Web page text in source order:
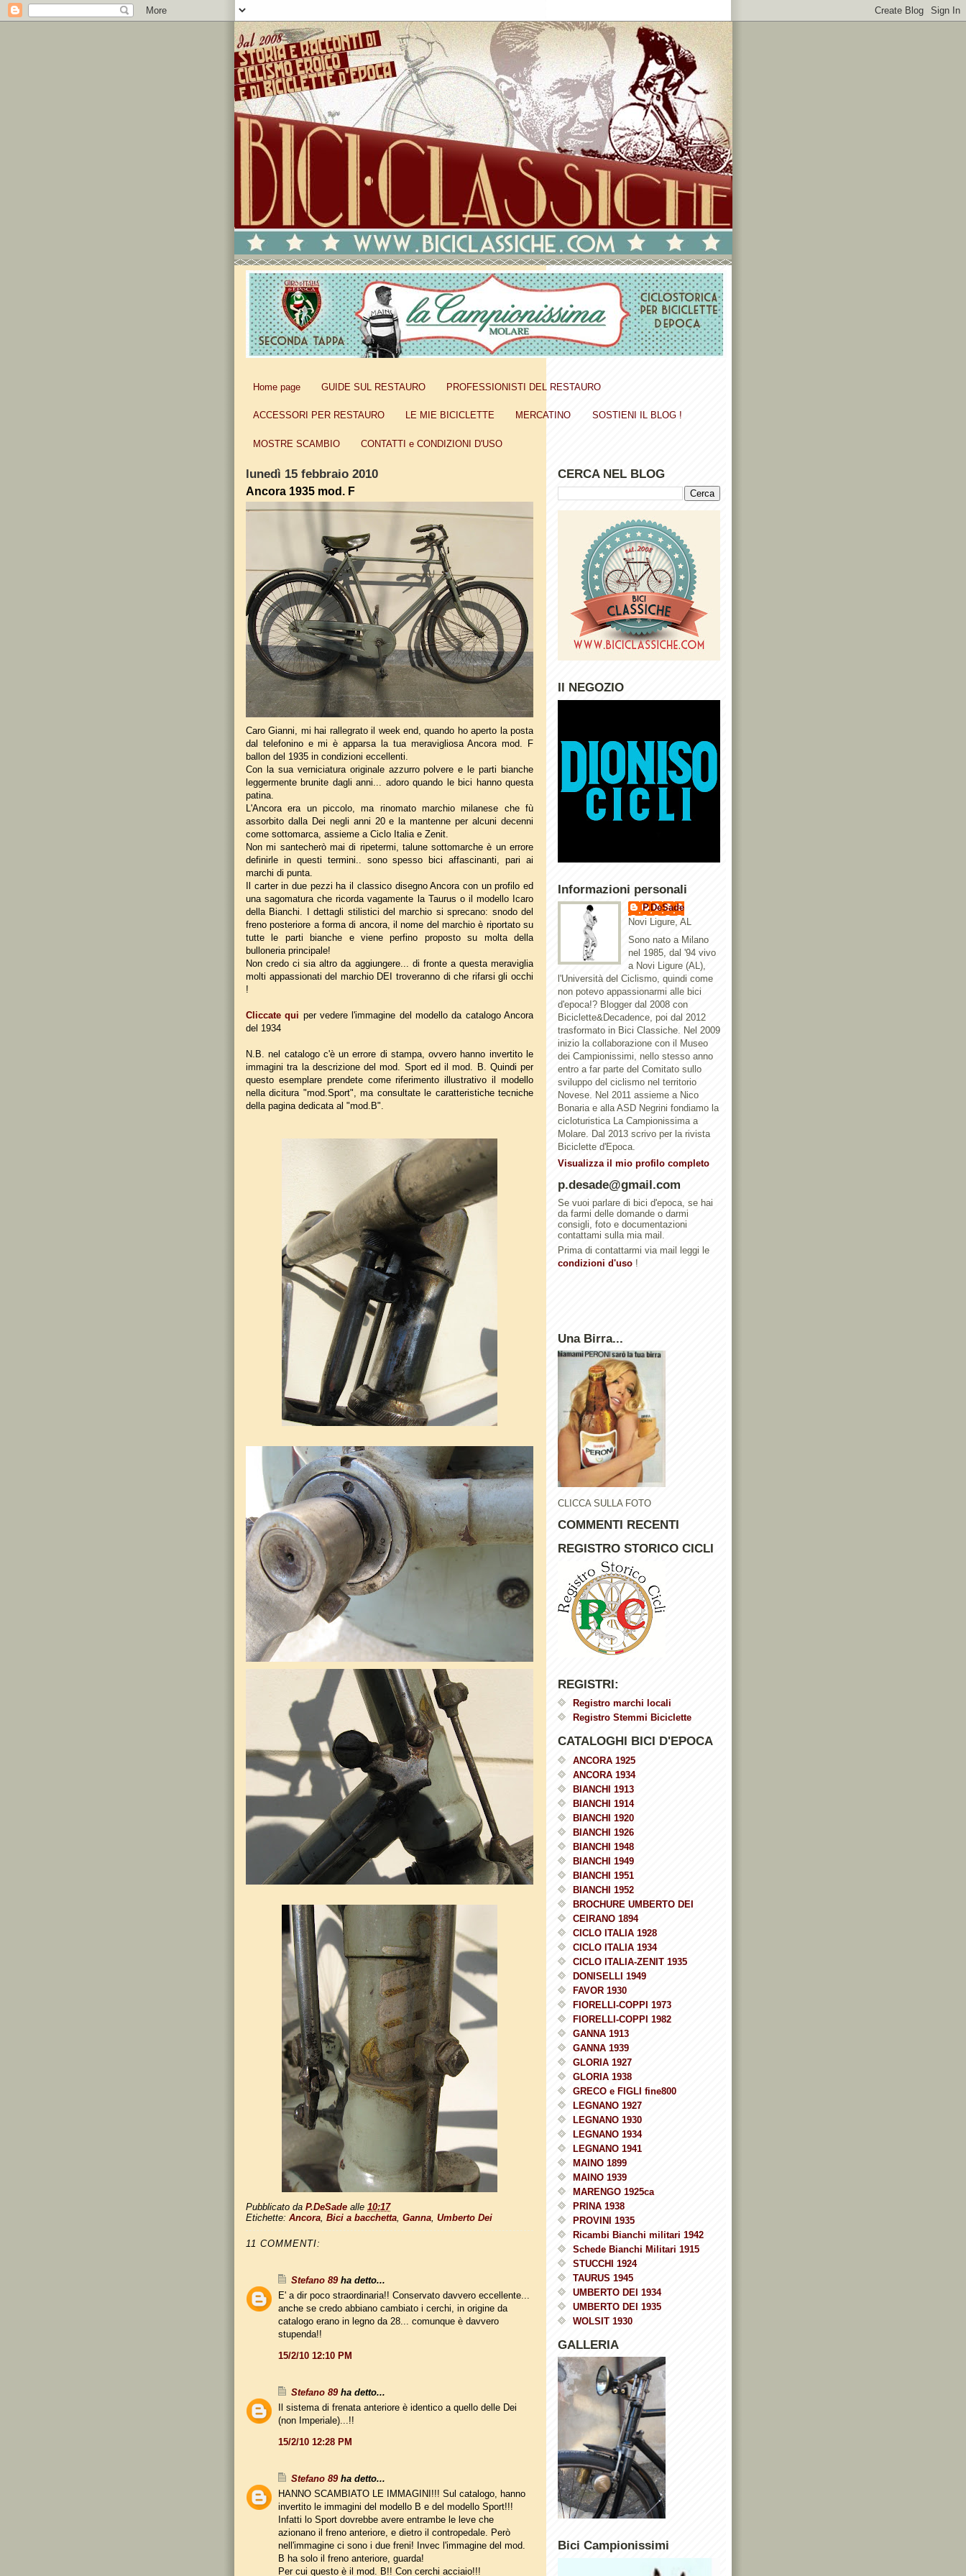
Home page GUIDE SUL RESTAURO PROFESSIONISTI DEL RESTAURO
ACCESSORI PER RESTAURO LE MIE BICICLETTE MERCATINO SOSTIENI IL BLOG !
MOSTRE SCAMBIO CONTATTI e CONDIZIONI D'USO
lunedì 15 febbraio 2010
Ancora 1935 mod. F
Caro Gianni, mi hai rallegrato il week end, quando ho aperto la posta
dal telefonino e mi è apparsa la tua meravigliosa Ancora mod. F
ballon del 1935 in condizioni eccellenti.
Con la sua verniciatura originale azzurro polvere e le parti bianche
leggermente brunite dagli anni... adoro quando le bici hanno questa
patina.
L'Ancora era un piccolo, ma rinomato marchio milanese che fù
assorbito dalla Dei negli anni 20 e la mantenne per alcuni decenni
come sottomarca, assieme a Ciclo Italia e Zenit.
Non mi santecherò mai di ripetermi, talune sottomarche è un errore
definirle in questi termini.. sono spesso bici affascinanti, pari ai
marchi di punta.
Il carter in due pezzi ha il classico disegno Ancora con un profilo ed
una sagomatura che ricorda vagamente la Taurus o il modello Icaro
della Bianchi. I dettagli stilistici del marchio si sprecano: snodo del
freno posteriore a forma di ancora, il nome del marchio è riportato su
tutte le parti bianche e viene perfino proposto su molta della
bulloneria principale!
Non credo ci sia altro da aggiungere... di fronte a questa meraviglia
molti appassionati del marchio DEI troveranno di che rifarsi gli occhi
!
Cliccate qui per vedere l'immagine del modello da catalogo Ancora
del 1934
N.B. nel catalogo c'è un errore di stampa, ovvero hanno invertito le
immagini tra la descrizione del mod. Sport ed il mod. B. Quindi per
questo esemplare prendete come riferimento illustrativo il modello
nella dicitura "mod.Sport", ma consultate le caratteristiche tecniche
della pagina dedicata al "mod.B".
Pubblicato da P.DeSade alle 10:17
Etichette: Ancora Bici a bacchetta Ganna Umberto Dei
11 COMMENTI:
Stefano 89ha detto...
E' a dir poco straordinaria!! Conservato davvero eccellente...
anche se credo abbiano cambiato i cerchi, in origine da
catalogo erano in legno da 28... comunque è davvero
stupenda!!
15/2/10 12:10 PM
Stefano 89ha detto...
Il sistema di frenata anteriore è identico a quello delle Dei
(non Imperiale)...!!
15/2/10 12:28 PM
Stefano 89ha detto...
HANNO SCAMBIATO LE IMMAGINI!!! Sul catalogo, hanno
invertito le immagini del modello B e del modello Sport!!!
Infatti lo Sport dovrebbe avere entrambe le leve che
azionano il freno anteriore, e dietro il contropedale. Però
nell'immagine ci sono i due freni! Invec l'immagine del mod.
B ha solo il freno anteriore, guarda!
Per cui questo è il mod. B!! Con cerchi acciaio!!!
CERCA NEL BLOG
Il NEGOZIO
Informazioni personali
P.DeSade
Novi Ligure, AL
Sono nato a Milano
nel 1985, dal '94 vivo
a Novi Ligure (AL),
l'Università del Ciclismo, quindi come
non potevo appassionarmi alle bici
d'epoca!? Blogger dal 2008 con
Biciclette&Decadence, poi dal 2012
trasformato in Bici Classiche. Nel 2009
inizio la collaborazione con il Museo
dei Campionissimi, nello stesso anno
entro a far parte del Comitato sullo
sviluppo del ciclismo nel territorio
Novese. Nel 2011 assieme a Nico
Bonaria e alla ASD Negrini fondiamo la
cicloturistica La Campionissima a
Molare. Dal 2013 scrivo per la rivista
Biciclette d'Epoca.
Visualizza il mio profilo completo
p.desade@gmail.com
Se vuoi parlare di bici d'epoca, se hai
da farmi delle domande o darmi
consigli, foto e documentazioni
contattami sulla mia mail.
Prima di contattarmi via mail leggi le
condizioni d'uso !
Una Birra...
CLICCA SULLA FOTO
COMMENTI RECENTI
REGISTRO STORICO CICLI
REGISTRI:
Registro marchi locali
Registro Stemmi Biciclette
CATALOGHI BICI D'EPOCA
ANCORA 1925
ANCORA 1934
BIANCHI 1913
BIANCHI 1914
BIANCHI 1920
BIANCHI 1926
BIANCHI 1948
BIANCHI 1949
BIANCHI 1951
BIANCHI 1952
BROCHURE UMBERTO DEI
CEIRANO 1894
CICLO ITALIA 1928
CICLO ITALIA 1934
CICLO ITALIA-ZENIT 1935
DONISELLI 1949
FAVOR 1930
FIORELLI-COPPI 1973
FIORELLI-COPPI 1982
GANNA 1913
GANNA 1939
GLORIA 1927
GLORIA 1938
GRECO e FIGLI fine800
LEGNANO 1927
LEGNANO 1930
LEGNANO 1934
LEGNANO 1941
MAINO 1899
MAINO 1939
MARENGO 1925ca
PRINA 1938
PROVINI 1935
Ricambi Bianchi militari 1942
Schede Bianchi Militari 1915
STUCCHI 1924
TAURUS 1945
UMBERTO DEI 1934
UMBERTO DEI 1935
WOLSIT 1930
GALLERIA
Bici Campionissimi